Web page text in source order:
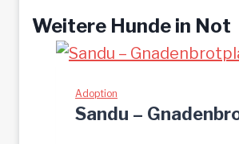
Weitere Hunde in Not
Adoption
Sandu –